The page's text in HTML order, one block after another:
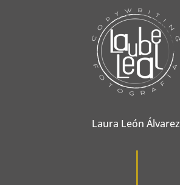
Laura León Álvarez